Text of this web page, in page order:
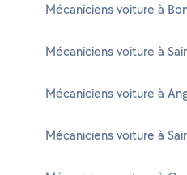
Mécaniciens voiture à
Mécaniciens voiture à
Mécaniciens voiture à
Mécaniciens voiture à